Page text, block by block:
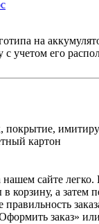
на
с учетом его
покрытие,
картон
сайте легко.
корзину, а затем
правильность
заказ»